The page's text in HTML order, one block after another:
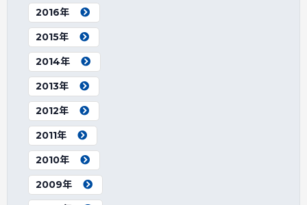
2016年
2015年
2014年
2013年
2012年
2011年
2010年
2009年